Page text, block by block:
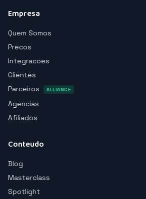
Empresa
Quem Somos
Precos
Integracoes
Clientes
Parceiros
ALLIANCE
Agencias
Afiliados
Conteudo
Blog
Masterclass
Spotlight